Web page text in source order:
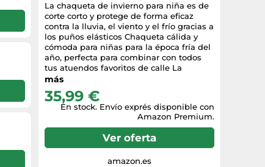
La chaqueta de invierno para niña es de
corte corto y protege de forma eficaz
contra la lluvia, el viento y el frío gracias a
los puños elásticos Chaqueta cálida y
cómoda para niñas para la época fría del
año, perfecta para combinar con todos
tus atuendos favoritos de calle La
cremallera alta, los puños elásticos y la
garantizan que el viento no pueda entrar
en la chaqueta desde ningún lado
Máxima comodidad gracias al material
de alta calidad y al buen acabado Un clic
en el nombre de la marca lleva a la
tienda Urban Classics y a la moda de la
más
35,99 €
En stock. Envío exprés disponible con
Amazon Premium.
Ver oferta
amazon.es